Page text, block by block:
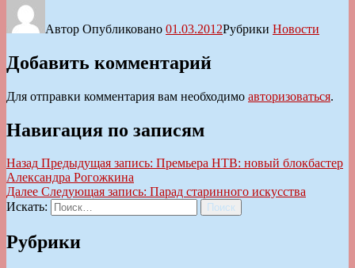
Автор Опубликовано 01.03.2012Рубрики Новости
Добавить комментарий
Для отправки комментария вам необходимо авторизоваться.
Навигация по записям
Назад Предыдущая запись: Премьера НТВ: новый блокбастер
Александра Рогожкина
Далее Следующая запись: Парад старинного искусства
Искать:
Поиск
Рубрики